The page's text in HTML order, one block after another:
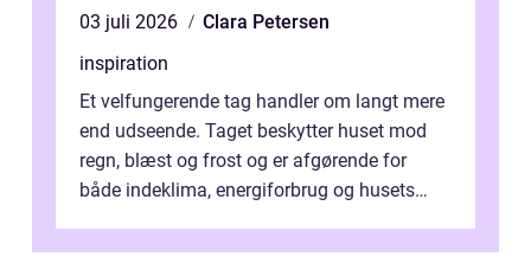
03 juli 2026
Clara Petersen
inspiration
Et velfungerende tag handler om langt mere
end udseende. Taget beskytter huset mod
regn, blæst og frost og er afgørende for
både indeklima, energiforbrug og husets